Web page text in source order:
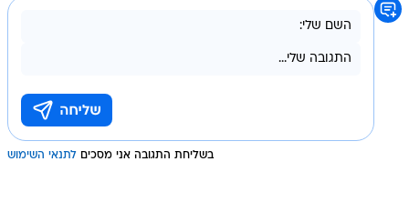
בשליחת התגובה אני מסכים לתנאי השימוש